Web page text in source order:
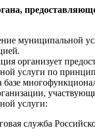
муниципальной
.
организует
услуги по
базе
услуги:
служба